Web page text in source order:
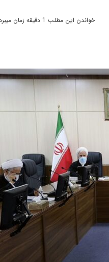
خواندن این مطلب 1 دقیقه زمان میبرد